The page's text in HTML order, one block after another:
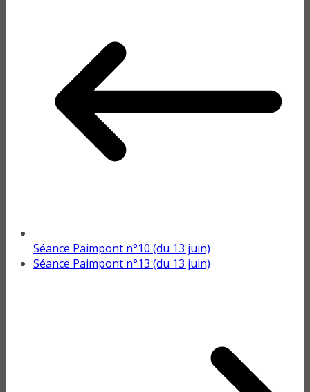
Séance Paimpont n°10 (du 13 juin)
Séance Paimpont n°13 (du 13 juin)